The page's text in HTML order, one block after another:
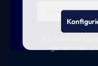
genommen